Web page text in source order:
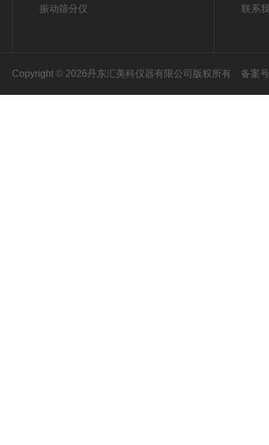
振动筛分仪 联系
Copyright © 2026丹东汇美科仪器有限公司版权所有 备案